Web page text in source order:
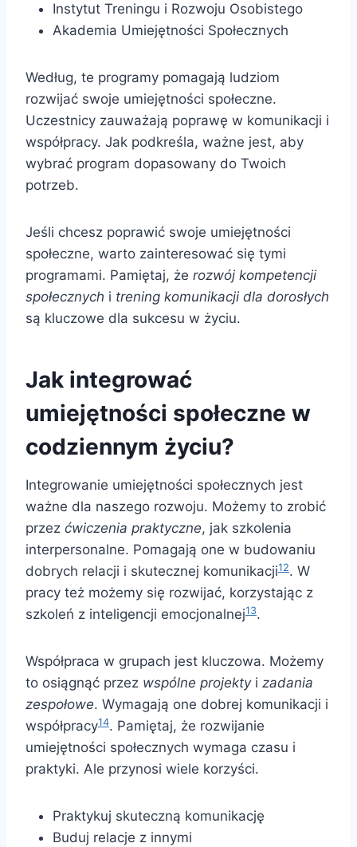
Instytut Treningu i Rozwoju Osobistego
Akademia Umiejętności Społecznych
Według, te programy pomagają ludziom
rozwijać swoje umiejętności społeczne.
Uczestnicy zauważają poprawę w komunikacji i
współpracy. Jak podkreśla, ważne jest, aby
wybrać program dopasowany do Twoich
potrzeb.
Jeśli chcesz poprawić swoje umiejętności
społeczne, warto zainteresować się tymi
programami. Pamiętaj, że rozwój kompetencji
społecznych i trening komunikacji dla dorosłych
są kluczowe dla sukcesu w życiu.
Jak integrować
umiejętności społeczne w
codziennym życiu?
Integrowanie umiejętności społecznych jest
ważne dla naszego rozwoju. Możemy to zrobić
przez ćwiczenia praktyczne, jak szkolenia
interpersonalne. Pomagają one w budowaniu
dobrych relacji i skutecznej komunikacji12. W
pracy też możemy się rozwijać, korzystając z
szkoleń z inteligencji emocjonalnej13.
Współpraca w grupach jest kluczowa. Możemy
to osiągnąć przez wspólne projektyi zadania
zespołowe. Wymagają one dobrej komunikacji i
współpracy14. Pamiętaj, że rozwijanie
umiejętności społecznych wymaga czasu i
praktyki. Ale przynosi wiele korzyści.
Praktykuj skuteczną komunikację
Buduj relacje z innymi